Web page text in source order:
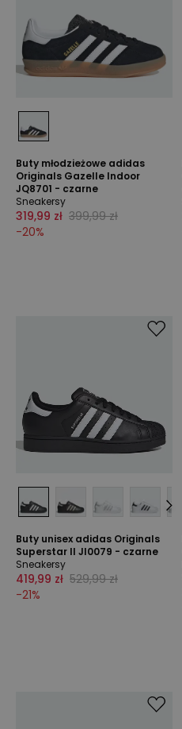
Buty młodzieżowe adidas
Originals Gazelle Indoor
JQ8701 - czarne
Sneakersy
319,99 zł 399,99 zł
-20%
Buty unisex adidas Originals
Superstar II JI0079 - czarne
Sneakersy
419,99 zł 529,99 zł
-21%